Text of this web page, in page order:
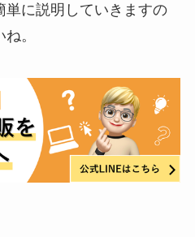
単に説明していきますの
。